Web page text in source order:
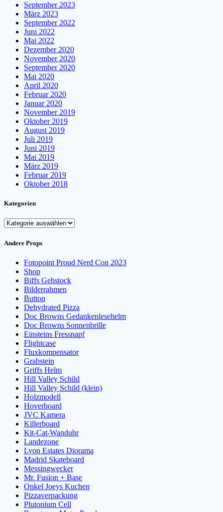
September 2023
März 2023
September 2022
Juni 2022
Mai 2022
Dezember 2020
November 2020
September 2020
Mai 2020
April 2020
Februar 2020
Januar 2020
November 2019
Oktober 2019
August 2019
Juli 2019
Juni 2019
Mai 2019
März 2019
Februar 2019
Oktober 2018
Kategorien
Kategorien
Andere Props
Fotopoint Proud Nerd Con 2023
Shop
Biffs Gehstock
Bilderrahmen
Button
Dehydrated Pizza
Doc Browns Gedankenlesehelm
Doc Browns Sonnenbrille
Einsteins Fressnapf
Flightcase
Fluxkompensator
Grabstein
Griffs Helm
Hill Valley Schild
Hill Valley Schild (klein)
Holzmodell
Hoverboard
JVC Kamera
Killerboard
Kit-Cat-Wanduhr
Landezone
Lyon Estates Diorama
Madrid Skateboard
Messingwecker
Mr. Fusion + Base
Onkel Joeys Kuchen
Pizzaverpackung
Plutonium Cell